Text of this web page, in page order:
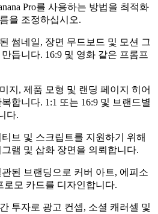
Pro를 사용하는 방법을 최적화
을 조정하십시오.
썸네일, 장면 무드보드 및 모션 그
듭니다. 16:9 및 영화 같은 프롬프
지, 제품 모형 및 랜딩 페이지 히어
합니다. 1:1 또는 16:9 및 브랜드별
다.
브 및 스크립트를 지원하기 위해
램 및 삽화 장면을 의뢰합니다.
된 브랜딩으로 커버 아트, 에피소
로모 카드를 디자인합니다.
투자로 광고 컨셉, 소셜 캐러셀 및